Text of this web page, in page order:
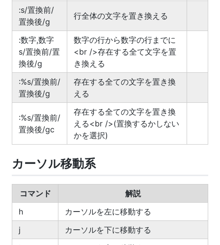
:s/置換前/
置換後/g
行全体の文字を置き換える
:数字,数字
s/置換前/置
換後/g
数字の行から数字の行までに
<br />存在する全て文字を置
き換える
:%s/置換前/
置換後/g
存在する全ての文字を置き換
える
:%s/置換前/
置換後/gc
存在する全ての文字を置き換
える<br />(置換するかしない
かを選択)
カーソル移動系
コマンド
解説
h
カーソルを左に移動する
j
カーソルを下に移動する